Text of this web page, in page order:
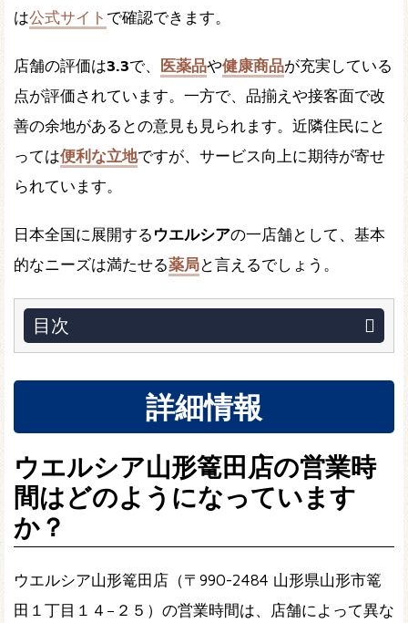
は公式サイト で確認できます。
店舗の評価は3.3で、 医薬品や健康商品が充実している
点が評価されています。一方で、品揃えや接客面で改
善の余地があるとの意見も見られます。近隣住民にと
っては便利な立地ですが、サービス向上に期待が寄せ
られています。
日本全国に展開する ウエルシアの一店舗として、基本
的なニーズは満たせる薬局と言えるでしょう。
目次
詳細情報
ウエルシア山形篭田店の営業時
間はどのようになっています
か？
ウエルシア山形篭田店（〒990-2484 山形県山形市篭
田１丁目１４−２５）の営業時間は、店舗によって異な